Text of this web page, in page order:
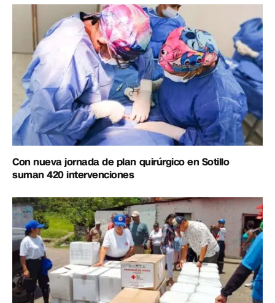
Con nueva jornada de plan quirúrgico en Sotillo
suman 420 intervenciones